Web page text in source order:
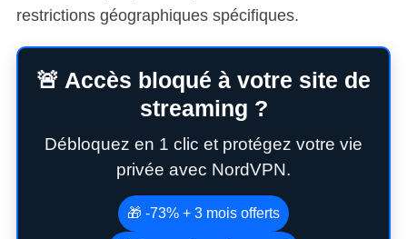
restrictions géographiques spécifiques.
🚨 Accès bloqué à votre site de
streaming ?
Débloquez en 1 clic et protégez votre vie
privée avec NordVPN.
🎁 -73% + 3 mois offerts